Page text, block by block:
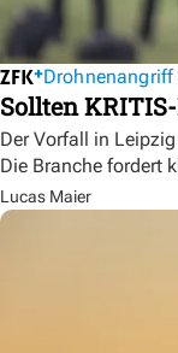
Sollten
Der Vorfall in
Die Branche fordert
Lucas Maier